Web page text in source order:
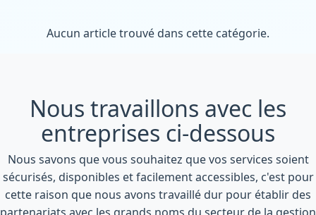
Aucun article trouvé dans cette catégorie.
Nous travaillons avec les
entreprises ci-dessous
Nous savons que vous souhaitez que vos services soient
sécurisés, disponibles et facilement accessibles, c'est pour
cette raison que nous avons travaillé dur pour établir des